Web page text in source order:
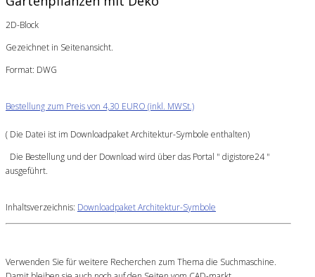
2D-Block
Gezeichnet in Seitenansicht.
Format: DWG
Bestellung zum Preis von 4,30 EURO (inkl. MWSt.)
( Die Datei ist im Downloadpaket Architektur-Symbole enthalten)
Die Bestellung und der Download wird über das Portal " digistore24 "
ausgeführt.
Inhaltsverzeichnis: Downloadpaket Architektur-Symbole
Verwenden Sie für weitere Recherchen zum Thema die Suchmaschine.